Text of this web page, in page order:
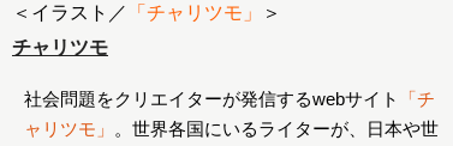
＜イラスト／ 「チャリツモ」
＞
チャリツモ
社会問題をクリエイターが発信するwebサイト
「チ
ャリツモ」
。世界各国にいるライターが、日本や世